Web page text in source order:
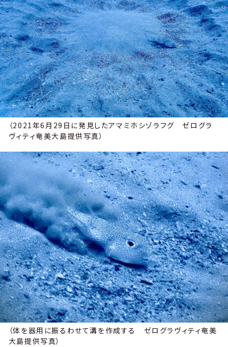
（2021年6月29日に発見したアマミホシゾラフグ ゼログラ
ヴィティ奄美大島提供写真）
（体を器用に振るわせて溝を作成する ゼログラヴィティ奄美
大島提供写真）